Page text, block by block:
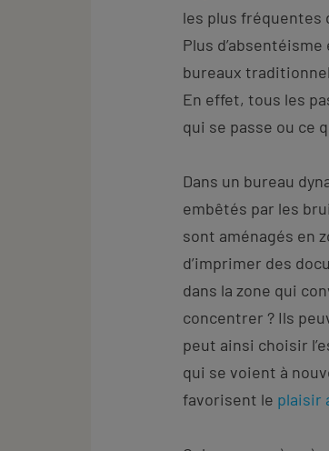
les plus fréquentes
Plus
bureaux
En effet, tous les
qui se passe ou ce
Dans un bureau
embêtés par les
sont aménagés en
d’imprimer des
dans la zone qui
concentrer ? Ils
peut ainsi choisir
qui se voient à
favorisent le plaisir